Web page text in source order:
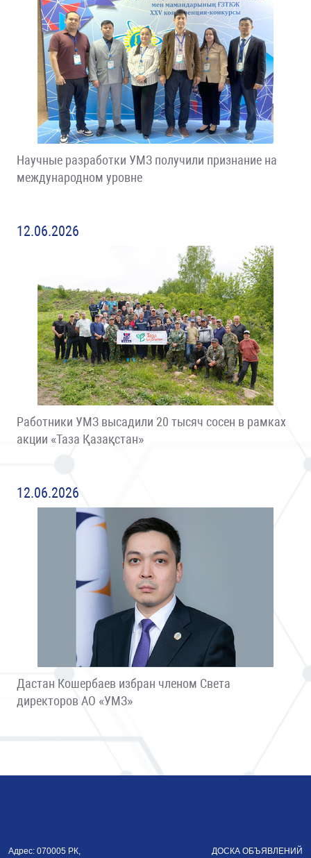
Научные разработки УМЗ получили признание на
международном уровне
12.06.2026
Работники УМЗ высадили 20 тысяч сосен в рамках
акции «Таза Қазақстан»
12.06.2026
Дастан Кошербаев избран членом Света
директоров АО «УМЗ»
Адрес: 070005 РК, ДОСКА ОБЪЯВЛЕНИЙ